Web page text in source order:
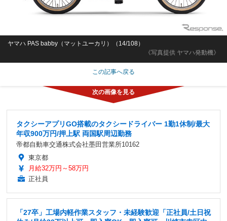
《写真提供 ヤマハ発動機》
ヤマハ PAS babby（マットユーカリ）（14/108）
この記事へ戻る
タクシーアプリGO搭載のタクシードライバー 1勤1休制/最大
年収900万円/押上駅 両国駅周辺勤務
帝都自動車交通株式会社墨田営業所10162
東京都
月給32万円～58万円
正社員
「27卒」工場内軽作業スタッフ・未経験歓迎「正社員/土日祝